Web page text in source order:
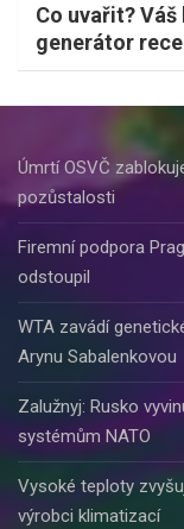
Co uvařit?
generátor
Úmrtí OSVČ
pozůstalosti
Firemní podpora
odstoupil
WTA zavádí
Arynu Sabalenkovou
Zalužnyj: Rusko
systémům NATO
Vysoké teploty
výrobci klimatizací